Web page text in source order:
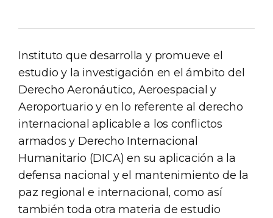
Instituto que desarrolla y promueve el
estudio y la investigación en el ámbito del
Derecho Aeronáutico, Aeroespacial y
Aeroportuario y en lo referente al derecho
internacional aplicable a los conflictos
armados y Derecho Internacional
Humanitario (DICA) en su aplicación a la
defensa nacional y el mantenimiento de la
paz regional e internacional, como así
también toda otra materia de estudio